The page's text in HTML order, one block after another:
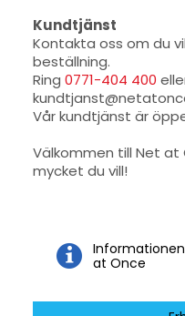
Kundtjänst
Kontakta oss om du
beställning.
Ring 0771-404 400
Vår kundtjänst är
Välkommen till Net at
mycket du vill!
at Once